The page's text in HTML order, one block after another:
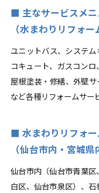
主なサービスメニ
（水まわりリフォー
ユニットバス、システ
コキュート、ガスコン
屋根塗装・修繕、外壁
など各種リフォームサー
水まわりリフォ
（仙台市内・宮城県
仙台市内（仙台市青葉
白区、仙台市泉区）、石